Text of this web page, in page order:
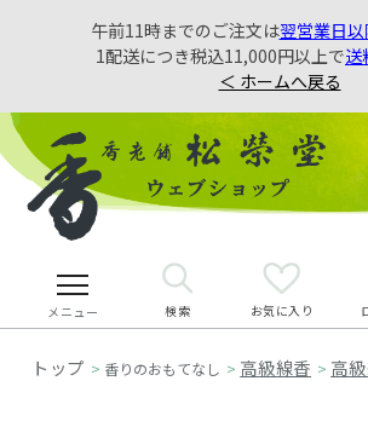
午前11時までのご注文は翌営業日
1配送につき税込11,000円以上で送
＜ ホームへ戻る
メニュー 検索 お気に入り
> 香りのおもてなし > 高級線香 > 高